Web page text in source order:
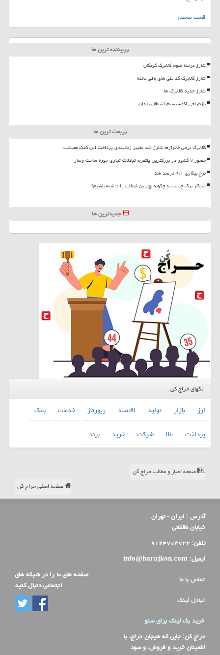
قیمت بیسیم
پربیننده ترین ها
شارژ مرحله سوم کالابرگ کودکان
شارژ کالابرگ کد ملی های باقی مانده
شارژ جدید کالابرگ ها
بازطراحی اکوسیستم اشتغال بانوان
پربحث ترین ها
کالابرگ برخی خانوارها شارژ شد تغییر زمانبندی پرداخت این کمک معیشت
حضور ۷ کشور در بزرگترین پلتفرم تبادلات تجاری حوزه ساخت وساز
نرخ بیکاری ۹،۱ درصد شد
سیگار برگ چیست و چگونه بهترین انتخاب را داشته باشیم؟
جدیدترین ها
تگهای حراج کن
ارز بازار تولید اقتصاد رپورتاژ خدمات
بانك
پرداخت
طلا شركت خرید برند
صفحه اخبار و مطالب حراج کن
صفحه اصلی حراج کن
آدرس : ایران - تهران
خیابان طالقانی
تلفن: ۹۱۲۴۷۰۳۷۲۲
ایمیل: info@harajkon.com
تماس با ما
تبادل لینک
خرید بک لینک برای سئو
حراج کن: جایی که هیجان حراج، با
اطمینان خرید و فروش، و سود
صفحه های ما را در شبکه های
اجتماعی دنبال کنید